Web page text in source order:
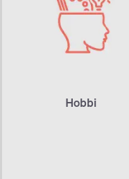
Hobbi